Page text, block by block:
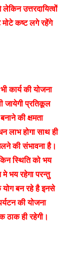
उत्तरदायित्वों
मोटे कष्ट लगे रहेंगे
कार्य की योजना
जायेगी प्रतिकूल
की क्षमता
लाभ होगा साथ ही
की संभावना है।
स्थिति को भय
भय रहेगा परन्तु
बन रहे है इनसे
की योजना
ठाक ही रहेगी।